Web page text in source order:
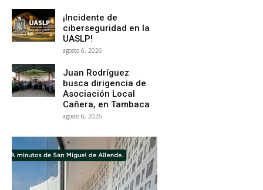
¡Incidente de
ciberseguridad en la
UASLP!
agosto 6, 2026
Juan Rodríguez
busca dirigencia de
Asociación Local
Cañera, en Tambaca
agosto 6, 2026